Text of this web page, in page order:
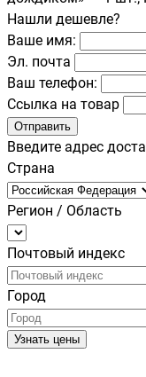
Нашли дешевле?
Ваше имя:
Эл. почта
Ваш телефон:
Ссылка на товар
Отправить
Введите адрес
Страна
Регион / Область
Почтовый индекс
Город
Узнать цены